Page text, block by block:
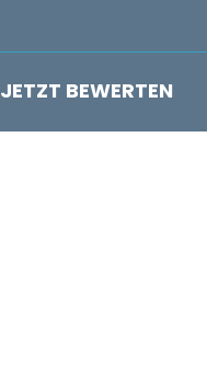
JETZT BEWERTEN